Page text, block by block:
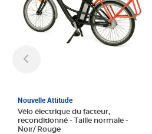
Nouvelle Attitude
Vélo électrique du facteur,
reconditionné - Taille normale -
Noir/ Rouge